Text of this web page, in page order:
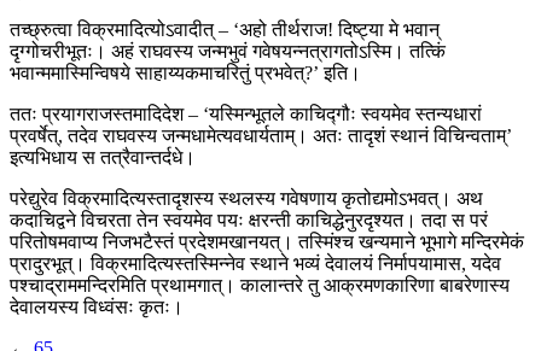
तच्छ्रुत्वा विक्रमादित्योऽवादीत् – ‘अहो तीर्थराज! दिष्ट्या मे भवान्
दृग्गोचरीभूतः। अहं राघवस्य जन्मभुवं गवेषयन्नत्रागतोऽस्मि। तत्किं
भवान्ममास्मिन्विषये साहाय्यकमाचरितुं प्रभवेत्?’ इति।
ततः प्रयागराजस्तमादिदेश – ‘यस्मिन्भूतले काचिद्गौः स्वयमेव स्तन्यधारां
प्रवर्षेत्, तदेव राघवस्य जन्मधामेत्यवधार्यताम्। अतः तादृशं स्थानं विचिन्वताम्’
इत्यभिधाय स तत्रैवान्तर्दधे।
परेद्युरेव विक्रमादित्यस्तादृशस्य स्थलस्य गवेषणाय कृतोद्यमोऽभवत्। अथ
कदाचिद्वने विचरता तेन स्वयमेव पयः क्षरन्ती काचिद्धेनुरदृश्यत। तदा स परं
परितोषमवाप्य निजभटैस्तं प्रदेशमखानयत्। तस्मिंश्च खन्यमाने भूभागे मन्दिरमेकं
प्रादुरभूत्। विक्रमादित्यस्तस्मिन्नेव स्थाने भव्यं देवालयं निर्मापयामास, यदेव
पश्चाद्राममन्दिरमिति प्रथामगात्। कालान्तरे तु आक्रमणकारिणा बाबरेणास्य
देवालयस्य विध्वंसः कृतः।